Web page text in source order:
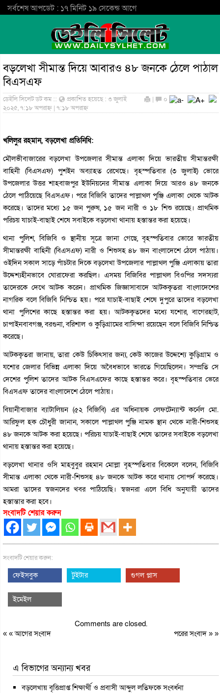
সর্বশেষ আপডেট : ১৭ মিনিট ১৯ সেকেন্ড আগে
বড়লেখা সীমান্ত দিয়ে আবারও ৪৮ জনকে ঠেলে পাঠাল
বিএসএফ
ডেইলি সিলেট ডট কম ::
প্রকাশিত হয়েছে : ৩ জুলাই
২০২৫, ৭:১৮ অপরাহ্ন | ৭:১৮ অপরাহ্ন
| ০
খলিলুর রহমান, বড়লেখা প্রতিনিধি:
মৌলভীবাজারের বড়লেখা উপজেলার সীমান্ত এলাকা দিয়ে ভারতীয় সীমান্তরক্ষী
বাহিনী (বিএসএফ) পুশইন অব্যাহত রেখেছে। বৃহস্পতিবার (৩ জুলাই) ভোরে
উপজেলার উত্তর শাহবাজপুর ইউনিয়নের সীমান্ত এলাকা দিয়ে আরও ৪৮ জনকে
ঠেলে পাঠিয়েছে বিএসএফ। পরে বিজিবি তাদের পাল্লাথল পুঞ্জি এলাকা থেকে আটক
করেছে। তাদের মধ্যে ১৫ জন পুরুষ, ১৫ জন নারী ও ১৮ শিশু রয়েছে। প্রাথমিক
পরিচয় যাচাই-বাছাই শেষে সবাইকে বড়লেখা থানায় হস্তান্তর করা হয়েছে।
থানা পুলিশ, বিজিবি ও স্থানীয় সূত্রে জানা গেছে, বৃহস্পতিবার ভোরে ভারতীয়
সীমান্তরক্ষী বাহিনী (বিএসএফ) নারী ও শিশুসহ ৪৮ জন বাংলাদেশে ঠেলে পাঠায়।
ওইদিন সকাল সাড়ে পাঁচটার দিকে বড়লেখা উপজেলার পাল্লাথল পুঞ্জি এলাকায় তারা
উদ্দেশ্যহীনভাবে ঘোরাফেরা করছিল। এসময় বিজিবির পাল্লাথল বিওপির সদস্যরা
তাদেরকে দেখে আটক করেন। প্রাথমিক জিজ্ঞাসাবাদে আটককৃতরা বাংলাদেশের
নাগরিক বলে বিজিবি নিশ্চিত হয়। পরে যাচাই-বাছাই শেষে দুপুরে তাদের বড়লেখা
থানা পুলিশের কাছে হস্তান্তর করা হয়। আটককৃতদের মধ্যে যশোর, বাগেরহাট,
চাপাইনবাবগঞ্জ, বরগুনা, বরিশাল ও কুড়িগ্রামের বাসিন্দা রয়েছেন বলে বিজিবি নিশ্চিত
করেছে।
আটককৃতরা জানায়, তারা কেউ চিকিৎসার জন্য, কেউ কাজের উদ্দেশ্যে কুড়িগ্রাম ও
যশোর জেলার বিভিন্ন এলাকা দিয়ে অবৈধভাবে ভারতে গিয়েছিলেন। সম্প্রতি সে
দেশের পুলিশ তাদের আটক বিএসএফের কাছে হস্তান্তর করে। বৃহস্পতিবার ভেরে
বিএসএফ তাদের বাংলাদেশে ঠেলে পাঠায়।
বিয়ানীবাজার ব্যাটালিয়ন (৫২ বিজিবি) এর অধিনায়ক লেফটেন্যান্ট কর্নেল মো.
আরিফুল হক চৌধুরী জানান, সকালে পাল্লাথল পুঞ্জি নামক স্থান থেকে নারী-শিশুসহ
৪৮ জনকে আটক করা হয়েছে। পরিচয় যাচাই-বাছাই শেষে তাদের সবাইকে বড়লেখা
থানায় হস্তান্তর করা হয়েছে।
বড়লেখা থানার ওসি মাহবুবুর রহমান মোল্লা বৃহস্পতিবার বিকেলে বলেন, বিজিবি
সীমান্ত এলাকা থেকে নারী-শিশুসহ ৪৮ জনকে আটক করে থানায় সোপর্দ করেছে।
আমরা তাদের স্বজনদের খবর পাঠিয়েছি। স্বজনরা এলে বিধি অনুযায়ী তাদের
হস্তান্তার করা হবে।
সংবাদটি শেয়ার করুন
সংবাদটি শেয়ার করুন:
ফেইসবুক টুইটার গুগল প্লাস
ইমেইল
Comments are closed.
« «আগের সংবাদ পরের সংবাদ» »
এ বিভাগের অন্যান্য খবর
বড়লেখায় বৃত্তিপ্রাপ্ত শিক্ষার্থী ও প্রবাসী আব্দুল লতিফকে সংবর্ধনা